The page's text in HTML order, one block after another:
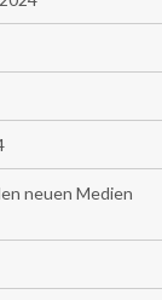
neuen Medien